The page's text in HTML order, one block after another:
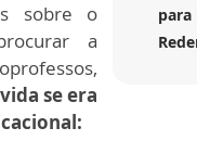
sobre o
a
se era